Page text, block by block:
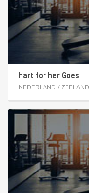
hart for her Goes
NEDERLAND / ZEELAND